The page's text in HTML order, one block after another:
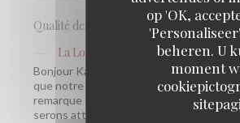
op 'OK,
beheren. U
moment
Qualité des plats, cadre et amabilité de
La Lorraine
heeft op deze
Bonjour Karim, Merci pour ce retour !
que notre équipe et l'ambiance vous
remarque sur le rapport qualité-prix est
serons attentifs. À très bientôt !